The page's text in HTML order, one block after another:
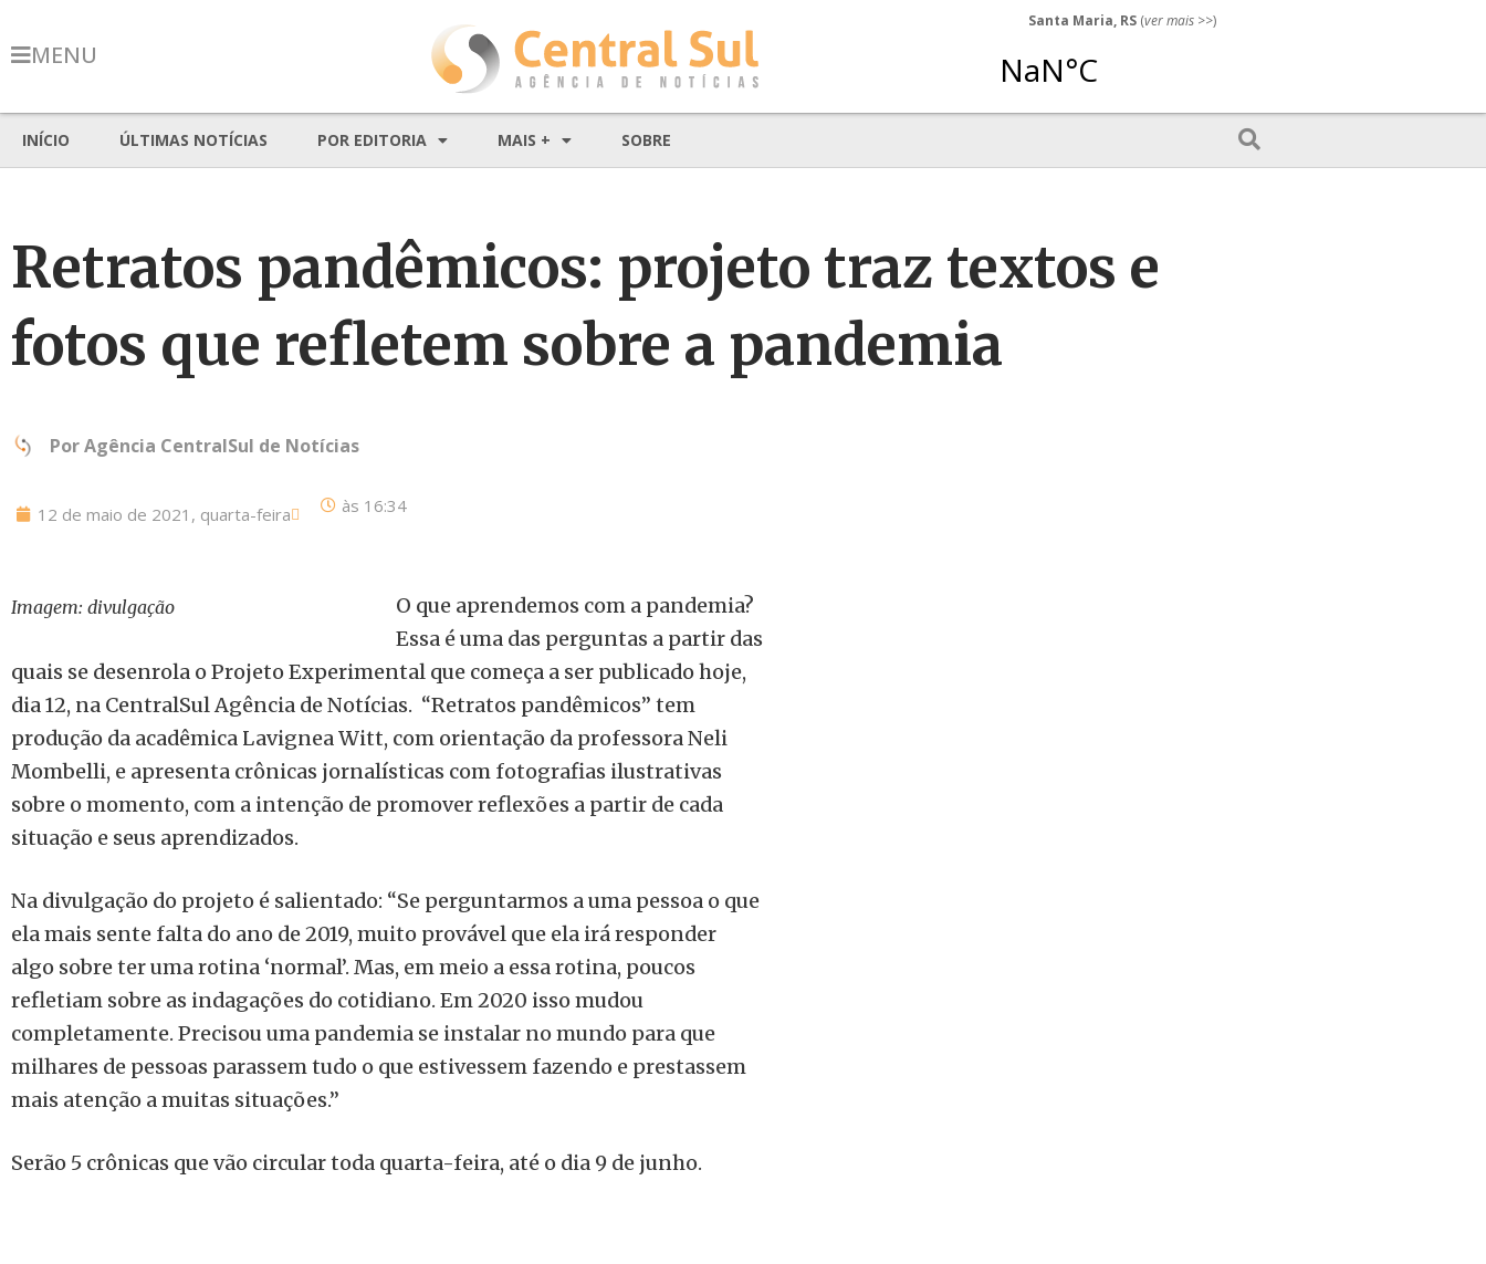
MENU
Santa Maria, RS (ver mais >>)
INÍCIO ÚLTIMAS NOTÍCIAS POR EDITORIA MAIS + SOBRE
Retratos pandêmicos: projeto traz textos e
fotos que refletem sobre a pandemia
PorAgência CentralSul de Notícias
12 de maio de 2021, quarta-feira às 16:34
Imagem: divulgação
O que aprendemos com a pandemia?
Essa é uma das perguntas a partir das
quais se desenrola o Projeto Experimental que começa a ser publicado hoje,
dia 12, na CentralSul Agência de Notícias. “Retratos pandêmicos” tem
produção da acadêmica Lavignea Witt, com orientação da professora Neli
Mombelli, e apresenta crônicas jornalísticas com fotografias ilustrativas
sobre o momento, com a intenção de promover reflexões a partir de cada
situação e seus aprendizados.
Na divulgação do projeto é salientado: “Se perguntarmos a uma pessoa o que
ela mais sente falta do ano de 2019, muito provável que ela irá responder
algo sobre ter uma rotina ‘normal’. Mas, em meio a essa rotina, poucos
refletiam sobre as indagações do cotidiano. Em 2020 isso mudou
completamente. Precisou uma pandemia se instalar no mundo para que
milhares de pessoas parassem tudo o que estivessem fazendo e prestassem
mais atenção a muitas situações.”
Serão 5 crônicas que vão circular toda quarta-feira, até o dia 9 de junho.